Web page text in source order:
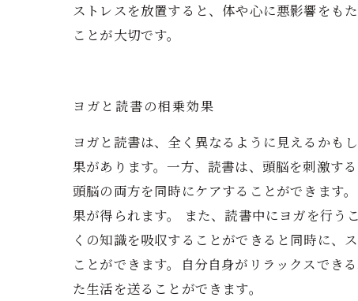
ストレスを放置すると、体や心に悪影響をも
ことが大切です。
ヨガと読書の相乗効果
ヨガと読書は、全く異なるように見えるかも
果があります。一方、読書は、頭脳を刺激す
頭脳の両方を同時にケアすることができます
果が得られます。 また、読書中にヨガを行う
くの知識を吸収することができると同時に、
ことができます。自分自身がリラックスでき
た生活を送ることができます。